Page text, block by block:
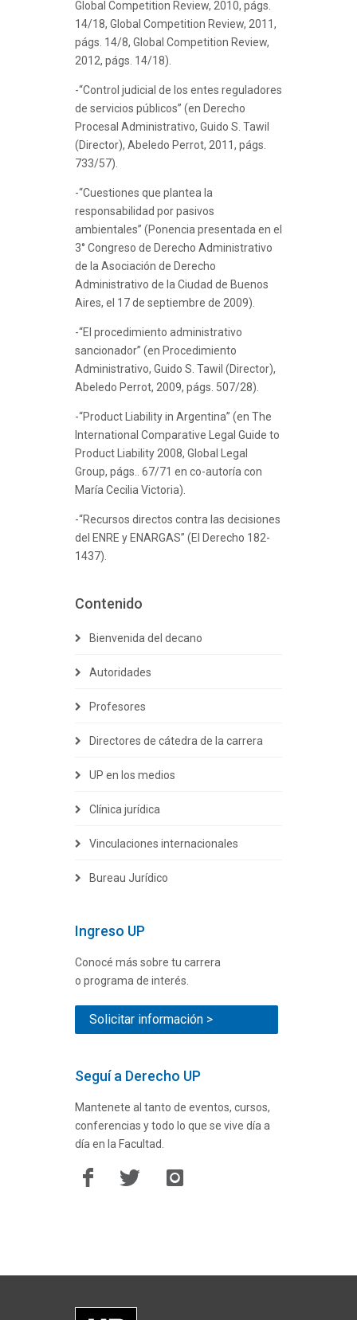
Global Competition Review, 2010, págs.
14/18, Global Competition Review, 2011,
págs. 14/8, Global Competition Review,
2012, págs. 14/18).
-“Control judicial de los entes reguladores
de servicios públicos” (en Derecho
Procesal Administrativo, Guido S. Tawil
(Director), Abeledo Perrot, 2011, págs.
733/57).
-“Cuestiones que plantea la
responsabilidad por pasivos
ambientales” (Ponencia presentada en el
3° Congreso de Derecho Administrativo
de la Asociación de Derecho
Administrativo de la Ciudad de Buenos
Aires, el 17 de septiembre de 2009).
-“El procedimiento administrativo
sancionador” (en Procedimiento
Administrativo, Guido S. Tawil (Director),
Abeledo Perrot, 2009, págs. 507/28).
-“Product Liability in Argentina” (en The
International Comparative Legal Guide to
Product Liability 2008, Global Legal
Group, págs.. 67/71 en co-autoría con
María Cecilia Victoria).
-“Recursos directos contra las decisiones
del ENRE y ENARGAS” (El Derecho 182-
1437).
Contenido
Bienvenida del decano
Autoridades
Profesores
Directores de cátedra de la carrera
UP en los medios
Clínica jurídica
Vinculaciones internacionales
Bureau Jurídico
Ingreso UP
Conocé más sobre tu carrera
o programa de interés.
Solicitar información >
Seguí a Derecho UP
Mantenete al tanto de eventos, cursos,
conferencias y todo lo que se vive día a
día en la Facultad.